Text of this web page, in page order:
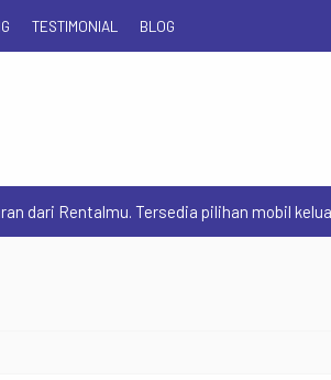
TESTIMONIAL BLOG
Rentalmu. Tersedia pilihan mobil